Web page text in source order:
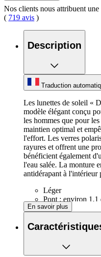
Nos clients nous attribuent une
( 719 avis )
Description
Traduction
Les lunettes de soleil «
modèle élégant conçu
les hommes que pour
maintien optimal et
l'effort. Les verres
rayures et offrent une
bénéficient également
l'eau salée. La monture
antidérapant à l'intérieur
Léger
Pont : environ 1,1
Largeur du verre :
Hauteur de la
Largeur entre les
Protection UV-400
Verres polarisés
En savoir plus